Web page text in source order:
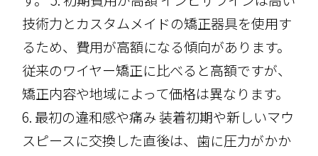
技術力とカスタムメイドの矯正器具を使用す
るため、費用が高額になる傾向があります。
従来のワイヤー矯正に比べると高額ですが、
矯正内容や地域によって価格は異なります。
6. 最初の違和感や痛み 装着初期や新しいマウ
スピースに交換した直後は、歯に圧力がかか